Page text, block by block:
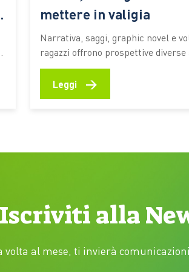
mettere in valigia
Narrativa, saggi, graphic novel e
ragazzi offrono prospettive diverse
ecologica e sul rapporto tra
ambiente. I titoli premiati dal
Leggi →
Iscriviti alla
volta al mese, ti invierà